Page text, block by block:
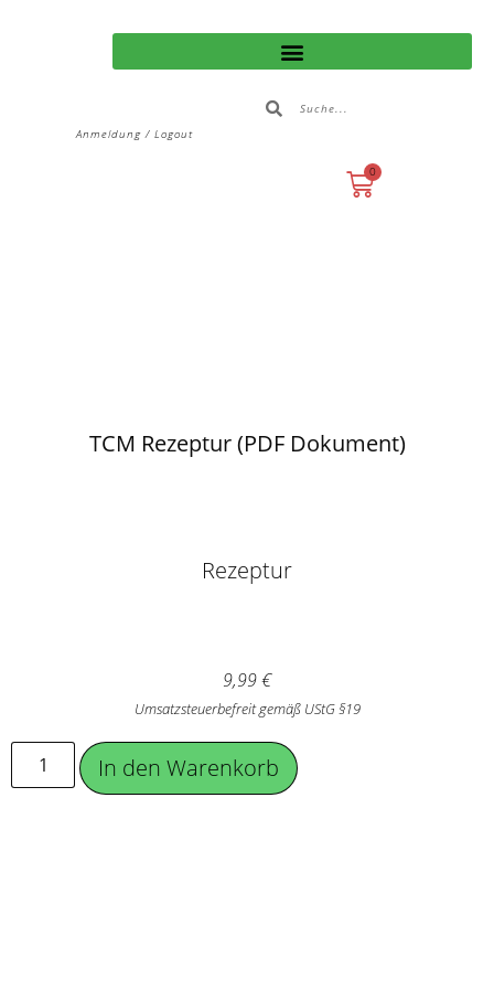
Anmeldung / Logout
0
TCM Rezeptur (PDF Dokument)
Rezeptur
9,99€
Umsatzsteuerbefreit gemäß UStG §19
In den Warenkorb